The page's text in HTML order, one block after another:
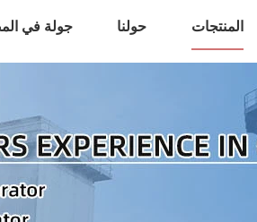
المنتجات حولنا جولة في